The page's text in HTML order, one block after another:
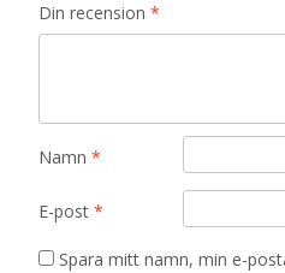
Din recension *
Namn *
E-post *
Spara mitt namn, min e-